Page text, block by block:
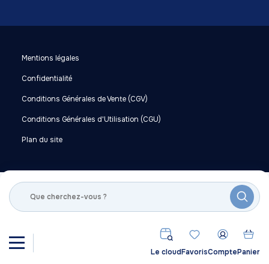
Mentions légales
Confidentialité
Conditions Générales de Vente (CGV)
Conditions Générales d'Utilisation (CGU)
Plan du site
Le cloudFavorisComptePanier